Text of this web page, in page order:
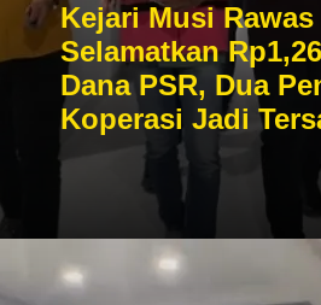
Kejari Musi Rawas
Selamatkan
Dana PSR, Dua
Koperasi Jadi